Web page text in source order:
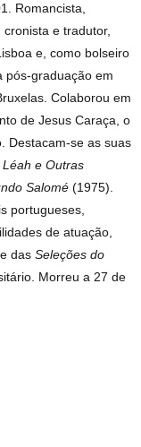
Romancista,
e tradutor,
e, como bolseiro
pós-graduação em
Colaborou em
de Jesus Caraça, o
Destacam-se as suas
Léah e Outras
Salomé(1975).
portugueses,
de atuação,
dasSeleções do
Morreu a 27 de